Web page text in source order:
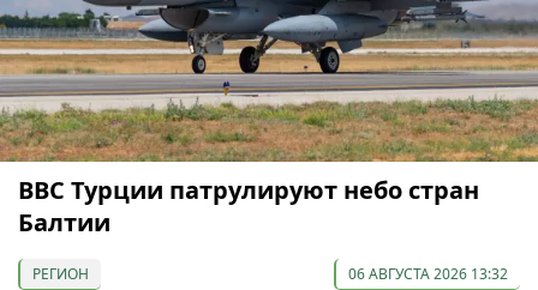
ВВС Турции патрулируют небо стран
Балтии
РЕГИОН 06 АВГУСТА 2026 13:32